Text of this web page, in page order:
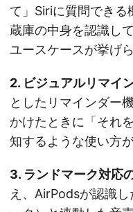
て」Siriに質問できる
蔵庫の中身を認識し
ユースケースが挙げ
2. ビジュアルリマイ
としたリマインダー
かけたときに「それ
知するような使い方
3. ランドマーク対応
え、AirPodsが認識